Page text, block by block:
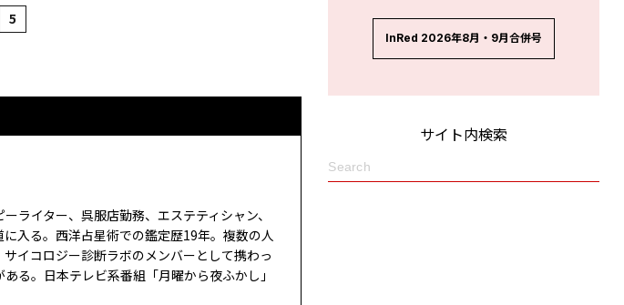
5
ライター、呉服店勤務、エステティシャン、
入る。西洋占星術での鑑定歴19年。複数の人
イコロジー診断ラボのメンバーとして携わっ
る。日本テレビ系番組「月曜から夜ふかし」
InRed 2026年8月・9月合併号
サイト内検索